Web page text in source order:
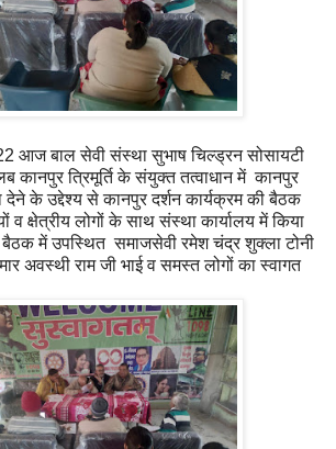
आज बाल सेवी संस्था सुभाष चिल्ड्रन सोसायटी
कानपुर त्रिमूर्ति के संयुक्त तत्वाधान में कानपुर
देने के उद्देश्य से कानपुर दर्शन कार्यक्रम की बैठक
क्षेत्रीय लोगों के साथ संस्था कार्यालय में किया
में उपस्थित समाजसेवी रमेश चंद्र शुक्ला टोनी
अवस्थी राम जी भाई व समस्त लोगों का स्वागत